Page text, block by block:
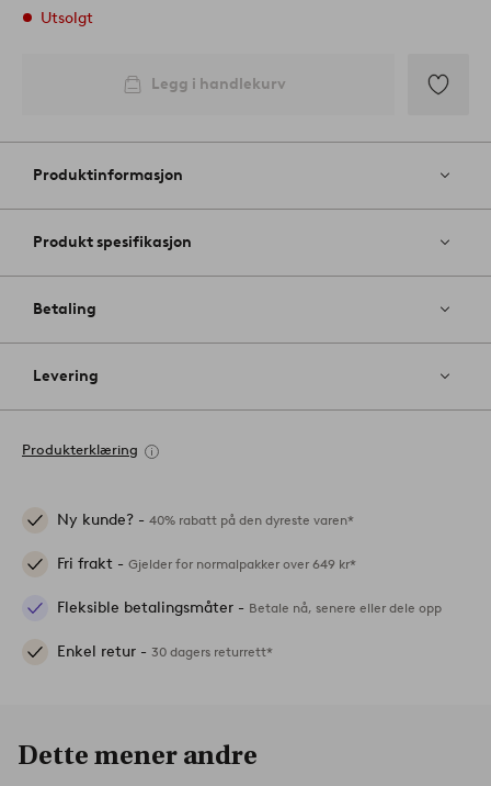
Utsolgt
Legg i handlekurv
til
Produktinformasjon
Produkt spesifikasjon
Betaling
Levering
Produkterklæring
Ny kunde? - 40% rabatt på den dyreste varen*
Fri frakt - Gjelder for normalpakker over 649 kr*
Fleksible betalingsmåter - Betale nå, senere eller dele opp
Enkel retur - 30 dagers returrett*
Dette mener andre